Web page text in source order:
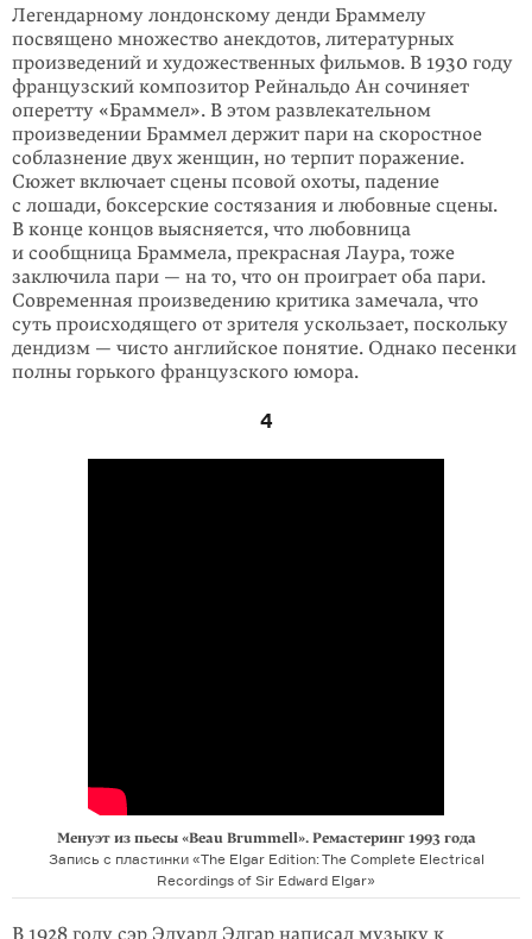
Легендарному лондонскому денди Браммелу
посвящено множество анекдотов, литературных
произведений и художественных фильмов. В 1930 году
французский композитор Рейнальдо Ан сочиняет
оперетту «Браммел». В этом развлекательном
произведении Браммел держит пари на скоростное
соблазнение двух женщин, но терпит поражение.
Сюжет включает сцены псовой охоты, падение
с лошади, боксерские состязания и любовные сцены.
В конце концов выясняется, что любовница
и сообщница Браммела, прекрасная Лаура, тоже
заключила пари — на то, что он проиграет оба пари.
Современная произведению критика замечала, что
суть происходящего от зрителя ускользает, поскольку
дендизм — чисто английское понятие. Однако песенки
полны горького французского юмора.
4
Менуэт из пьесы «Beau Brummell». Ремастеринг 1993 года
Запись с пластинки «The Elgar Edition: The Complete Electrical
Recordings of Sir Edward Elgar»
В 1928 году сэр Эдуард Элгар написал музыку к